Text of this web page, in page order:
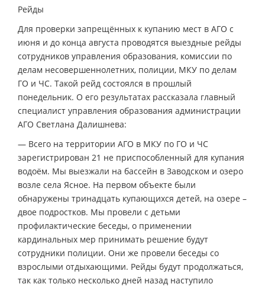
Рейды
Для проверки запрещённых к купанию мест в АГО с
июня и до конца августа проводятся выездные рейды
сотрудников управления образования, комиссии по
делам несовершеннолетних, полиции, МКУ по делам
ГО и ЧС. Такой рейд состоялся в прошлый
понедельник. О его результатах рассказала главный
специалист управления образования администрации
АГО Светлана Далишнева:
— Всего на территории АГО в МКУ по ГО и ЧС
зарегистрирован 21 не приспособленный для купания
водоём. Мы выезжали на бассейн в Заводском и озеро
возле села Ясное. На первом объекте были
обнаружены тринадцать купающихся детей, на озере –
двое подростков. Мы провели с детьми
профилактические беседы, о применении
кардинальных мер принимать решение будут
сотрудники полиции. Они же провели беседы со
взрослыми отдыхающими. Рейды будут продолжаться,
так как только несколько дней назад наступило